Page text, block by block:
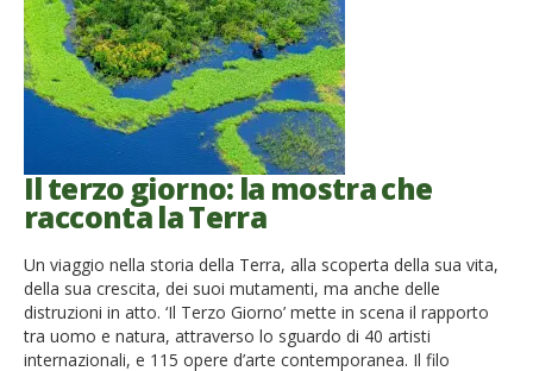
Il terzo giorno: la mostra che
racconta la Terra
Un viaggio nella storia della Terra, alla scoperta della sua vita,
della sua crescita, dei suoi mutamenti, ma anche delle
distruzioni in atto. ‘Il Terzo Giorno’ mette in scena il rapporto
tra uomo e natura, attraverso lo sguardo di 40 artisti
internazionali, e 115 opere d’arte contemporanea. Il filo